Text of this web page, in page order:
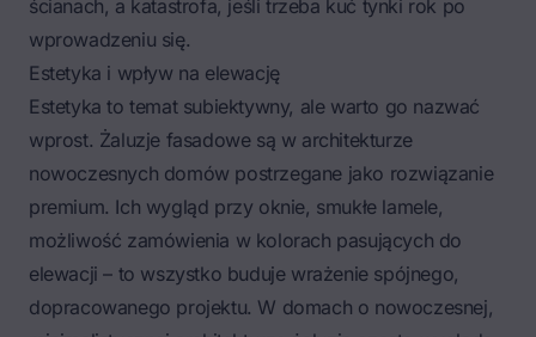
ścianach, a katastrofa, jeśli trzeba kuć tynki rok po
wprowadzeniu się.
Estetyka i wpływ na elewację
Estetyka to temat subiektywny, ale warto go nazwać
wprost. Żaluzje fasadowe są w architekturze
nowoczesnych domów postrzegane jako rozwiązanie
premium. Ich wygląd przy oknie, smukłe lamele,
możliwość zamówienia w kolorach pasujących do
elewacji – to wszystko buduje wrażenie spójnego,
dopracowanego projektu. W domach o nowoczesnej,